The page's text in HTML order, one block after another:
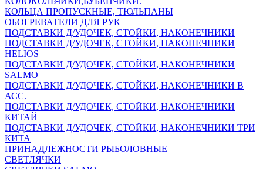
КОЛЬЦА ПРОПУСКНЫЕ, ТЮЛЬПАНЫ
ОБОГРЕВАТЕЛИ ДЛЯ РУК
ПОДСТАВКИ Д/УДОЧЕК, СТОЙКИ, НАКОНЕЧНИКИ
ПОДСТАВКИ Д/УДОЧЕК, СТОЙКИ, НАКОНЕЧНИКИ
HELIOS
ПОДСТАВКИ Д/УДОЧЕК, СТОЙКИ, НАКОНЕЧНИКИ
SALMO
ПОДСТАВКИ Д/УДОЧЕК, СТОЙКИ, НАКОНЕЧНИКИ В
АСС.
ПОДСТАВКИ Д/УДОЧЕК, СТОЙКИ, НАКОНЕЧНИКИ
КИТАЙ
ПОДСТАВКИ Д/УДОЧЕК, СТОЙКИ, НАКОНЕЧНИКИ ТРИ
КИТА
ПРИНАДЛЕЖНОСТИ РЫБОЛОВНЫЕ
СВЕТЛЯЧКИ